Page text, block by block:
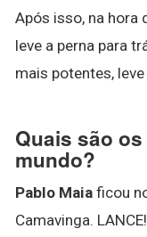
Após isso, na hora
leve a perna para
mais potentes,
Quais são
mundo?
Pablo Maia ficou
Camavinga.